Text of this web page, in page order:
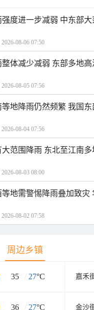
强度进一步减弱 中东部
08-06 07:50
体减少减弱 东部多地
08-05 07:56
等地降雨仍然频繁 我国
08-04 07:56
范围降雨 东北至江南
08-03 08:00
等地需警惕降雨叠加致
08-02 07:58
周边乡镇
35 / 27°C 嘉禾
36 / 27°C 金沙